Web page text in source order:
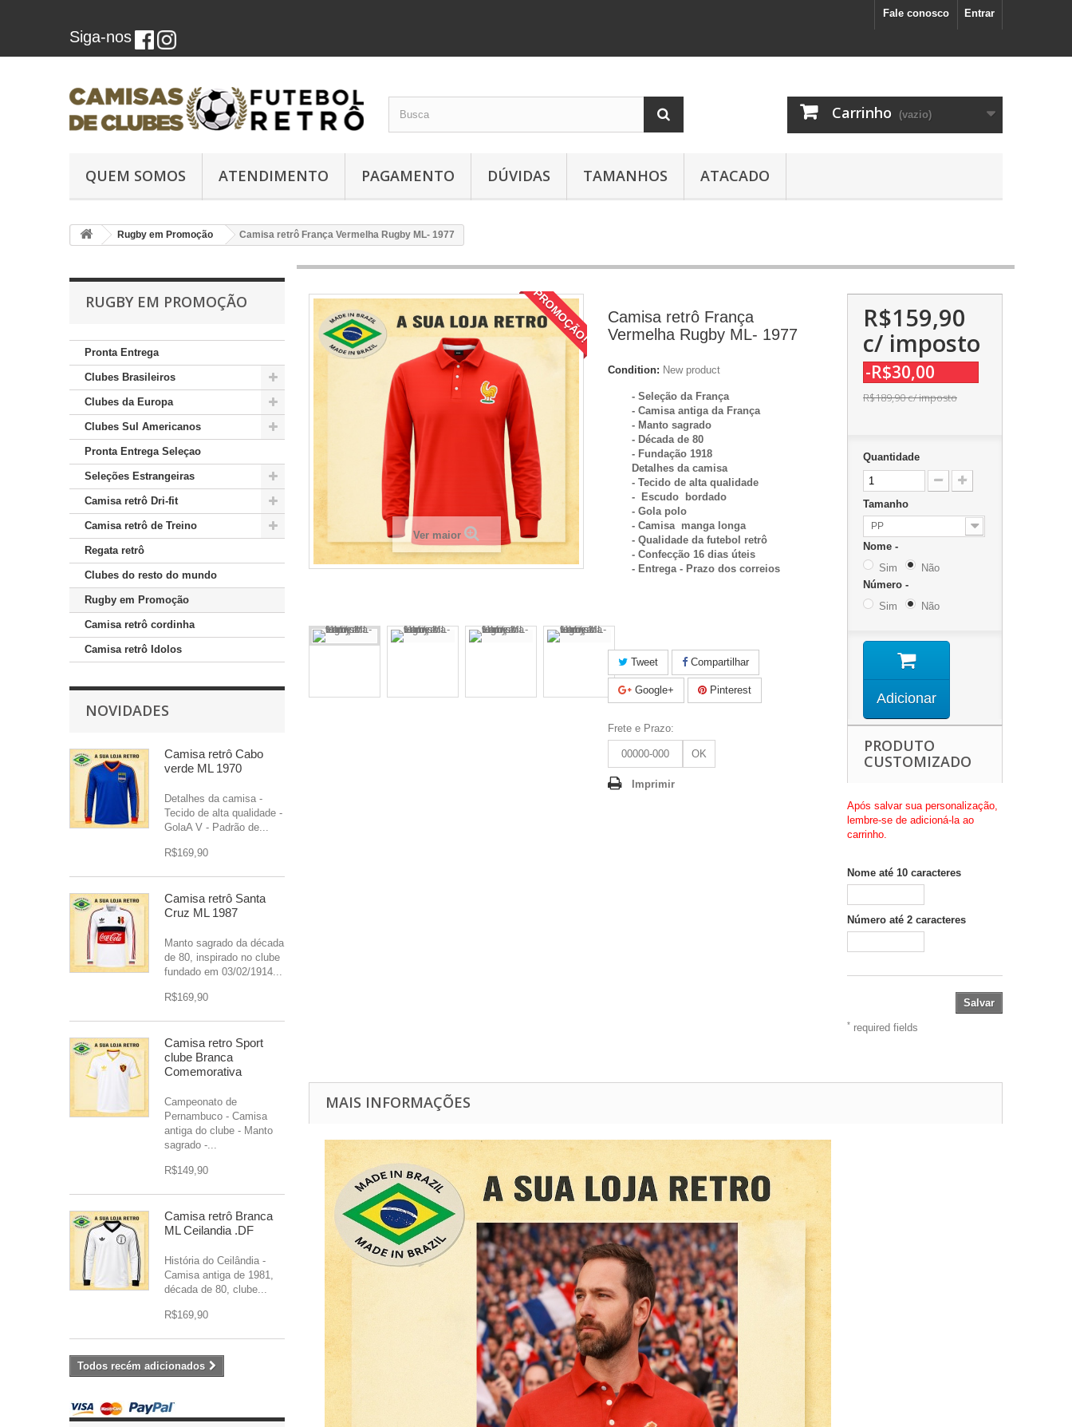
Entrar
Fale conosco
Siga-nos
Carrinho (vazio)
QUEM SOMOS ATENDIMENTO PAGAMENTO DÚVIDAS TAMANHOS ATACADO
Rugby em Promoção Camisa retrô França Vermelha Rugby ML- 1977
RUGBY EM PROMOÇÃO
Pronta Entrega
Clubes Brasileiros
Clubes da Europa
Clubes Sul Americanos
Pronta Entrega Seleçao
Seleções Estrangeiras
Camisa retrô Dri-fit
Camisa retrô de Treino
Regata retrô
Clubes do resto do mundo
Rugby em Promoção
Camisa retrô cordinha
Camisa retrô Idolos
NOVIDADES
Camisa retrô Cabo
verde ML 1970
Detalhes da camisa -
Tecido de alta qualidade -
GolaA V - Padrão de...
R$169,90
Camisa retrô Santa
Cruz ML 1987
Manto sagrado da década
de 80, inspirado no clube
fundado em 03/02/1914...
R$169,90
Camisa retro Sport
clube Branca
Comemorativa
Campeonato de
Pernambuco - Camisa
antiga do clube - Manto
sagrado -...
R$149,90
Camisa retrô Branca
ML Ceilandia .DF
História do Ceilândia -
Camisa antiga de 1981,
década de 80, clube...
R$169,90
Todos recém adicionados
PROMOÇÃO!
Ver maior
Camisa retrô França
Vermelha Rugby ML- 1977
Condition: New product
- Seleção da França
- Camisa antiga da França
- Manto sagrado
- Década de 80
- Fundação 1918
Detalhes da camisa
- Tecido de alta qualidade
- Escudo bordado
- Gola polo
- Camisa manga longa
- Qualidade da futebol retrô
- Confecção 16 dias úteis
- Entrega - Prazo dos correios
Tweet Compartilhar
Google+ Pinterest
Frete e Prazo:
OK
Imprimir
R$159,90
c/ imposto
-R$30,00
R$189,90c/ imposto
Quantidade
Tamanho
PP
Nome -
Sim
Não
Número -
Sim
Não
Adicionar
PRODUTO
CUSTOMIZADO
Após salvar sua personalização,
lembre-se de adicioná-la ao
carrinho.
Nome até 10 caracteres
Número até 2 caracteres
Salvar
*required fields
MAIS INFORMAÇÕES